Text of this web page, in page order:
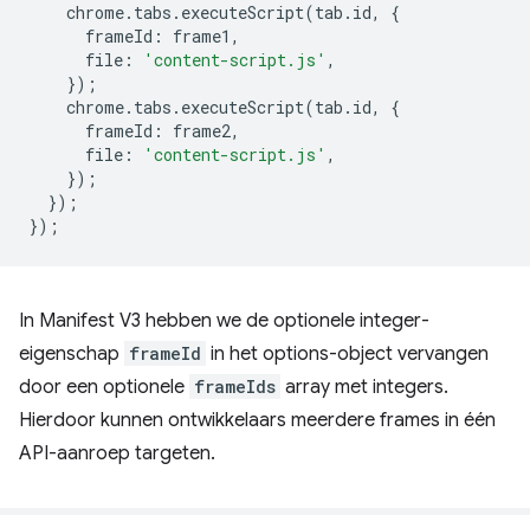
chrome. tabs . executeScript(tab . id,
{
frameId : frame1 ,
file : 'content-script.js' ,
});
chrome. tabs . executeScript(tab . id,
{
frameId : frame2,
file : 'content-script.js' ,
});
});
});
In Manifest V3 hebben we de optionele integer-
eigenschap frameId in het options-object vervangen
door een optionele frameIds array met integers.
Hierdoor kunnen ontwikkelaars meerdere frames in één
API-aanroep targeten.